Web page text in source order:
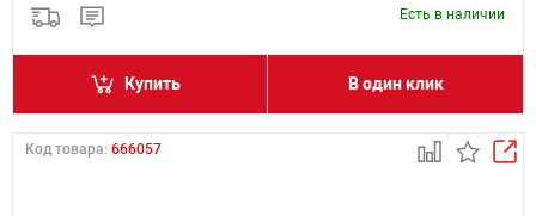
Есть в наличии
Купить В один клик
Код товара: 666057